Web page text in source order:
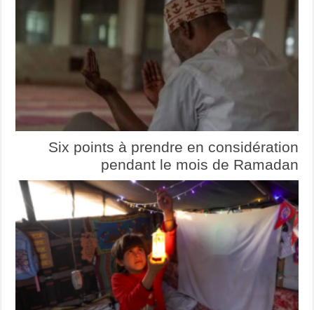
Six points à prendre en considération
pendant le mois de Ramadan